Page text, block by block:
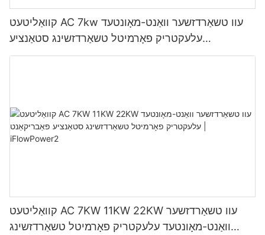
קוואַליטעט AC 7kw עוו טשאַרדזשער וואַנט-מאָונטעד
עלעקטריק פאָרמיטל טשאַרדזשינג סטאַנציע
מאַנופאַקטורער | iFlowPower3
קוואַליטעט AC 7KW 11KW 22KW עוו טשאַרדזשער
וואַנט-מאָונטעד עלעקטריק פאָרמיטל טשאַרדזשינג